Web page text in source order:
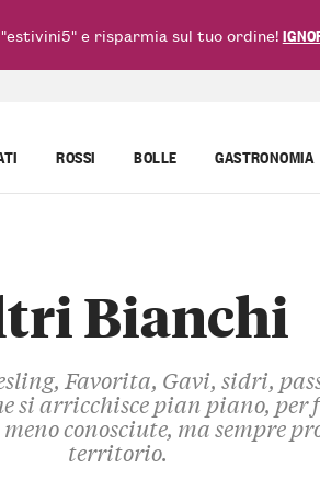
ROSSI BOLLE GASTRONOMIA
Bianchi
Favorita, Gavi, sidri,
si arricchisce pian piano,
conosciute, ma sempre
territorio.
e risparmia sul tuo ordine!